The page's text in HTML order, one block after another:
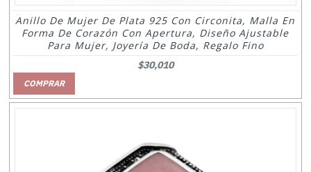
Anillo De Mujer De Plata 925 Con Circonita, Malla En
Forma De Corazón Con Apertura, Diseño Ajustable
Para Mujer, Joyería De Boda, Regalo Fino
$30,010
COMPRAR